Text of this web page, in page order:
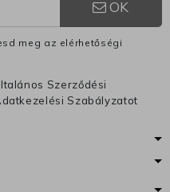
OK
meg az elérhetőségi
Szerződési
Szabályzatot